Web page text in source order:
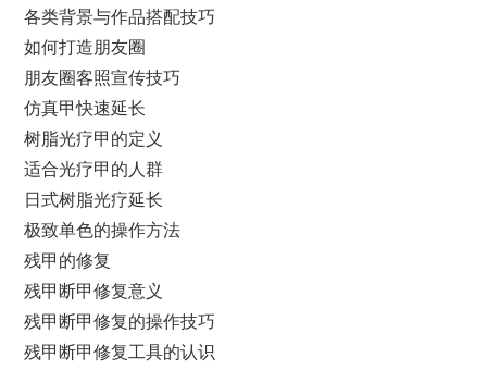
各类背景与作品搭配技巧
如何打造朋友圈
朋友圈客照宣传技巧
仿真甲快速延长
树脂光疗甲的定义
适合光疗甲的人群
日式树脂光疗延长
极致单色的操作方法
残甲的修复
残甲断甲修复意义
残甲断甲修复的操作技巧
残甲断甲修复工具的认识